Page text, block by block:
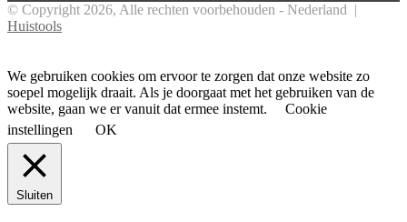
© Copyright 2026, Alle rechten voorbehouden - Nederland |
Huistools
top
button
We gebruiken cookies om ervoor te zorgen dat onze website zo
soepel mogelijk draait. Als je doorgaat met het gebruiken van de
website, gaan we er vanuit dat ermee instemt.
Cookie
instellingen
OK
Sluiten